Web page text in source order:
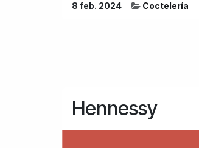
8 feb. 2024 Coctelería
Hennessy